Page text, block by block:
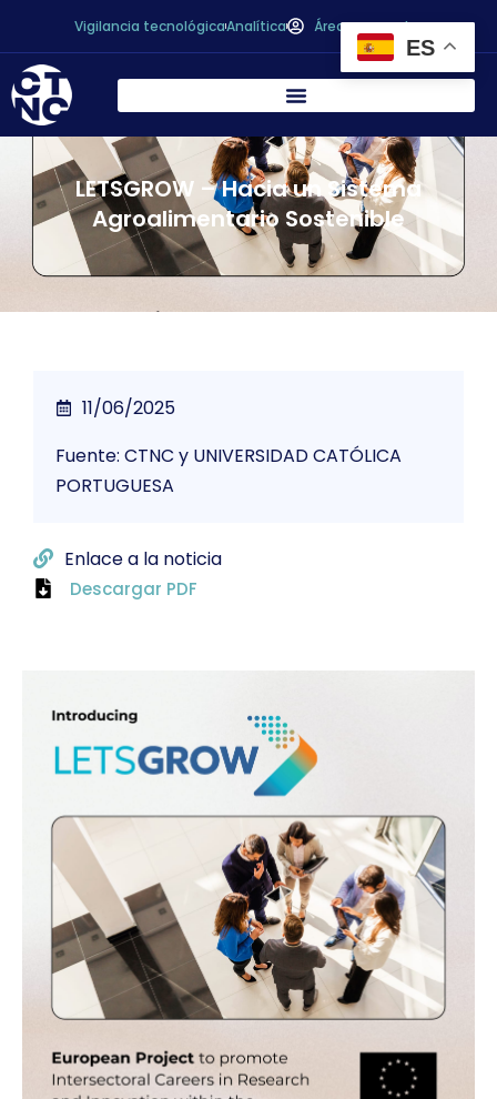
Vigilancia tecnológicaAnalítica Área personal
LETSGROW – Hacia un Sistema
Agroalimentario Sostenible
11/06/2025
Fuente: CTNC y UNIVERSIDAD CATÓLICA
PORTUGUESA
Enlace a la noticia
Descargar PDF
ES